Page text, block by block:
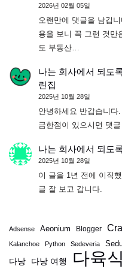
2026년 02월 05일
오랜만에 댓글을 남깁
용을 보니 꼭 그런 것만
도 부동산…
나는 회사에서 되도
린집
2025년 10월 28일
안녕하세요 반갑습니
금한점이 있으시면 댓
나는 회사에서 되도
2025년 10월 28일
이 글을 1년 전에 이직
글 잘 보고 갑니다.
Adsense Aeonium Blogger
Kalanchoe Python Sedeveria
다낭 다낭 여행 다육